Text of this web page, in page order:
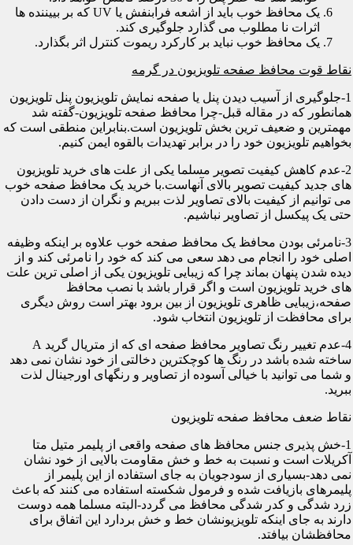
یک محافظ خوب باید از اشعه فرابنفش یا UV که بر بییننده ها
اثرات نا مطلوب می گذارد جلوگیری کند.
یک محافظ خوب نباید بر کارکرد ریموت کنترل اثر بگذارد.
نقاط قوت محافظ صفحه تلویزیون در گرمه
1-جلوگیری از آسیب دیدن پنل یا صفحه نمایش تلویزیون پنل تلویزیون
همانطور که در مقاله قبل-چرا محافظ صفحه تلویزیون-گفته شد
مهمترین و ضعیف ترین بخش تلویزیون است.بنابراین منطقی است که
بخواهیم تلویزیون خود را در برابر تهدیدات بالقوه ایمن کنیم.
2-عدم کاهش کیفیت تصویر مسلما یکی از علت های خرید تلویزیون
های جدید کیفیت تصویر بالای آنهاست.با خرید یک محافظ صفحه خوب
می توانیم از کیفیت بالای تصاویر لذت ببریم و نگران از دست دادن
حتی یک پیکسل از تصاویر نباشیم.
3-نامرئی بودن محافظ یک محافظ صفحه خوب علاوه بر اینکه وظیفه
اصلی خود را انجام می دهد سعی می کند که خود را نامرئی کند و از
دیده شدن پنهان بماند چرا که زیبایی تلویزیون یکی از اصلی ترین علت
های خرید تلویزیون است و اگر قرار باشد با نصب محافظ
صفحه،زیبایی ظاهری تلویزیون از بین برود بهتر است روش دیگری
برای محافظت از تلویزیون انتخاب شود.
4-عدم تغییر رنگ تصاویر محافظ صفحه ای که از متریال گرید A
ساخته شده باشد در رنگ ها کوچکترین دخالتی از خود نشان نمی دهد
و شما می توانید با خیالی آسوده از تصاویر و رنگهای اورجینال لذت
ببرید.
نقاط ضعف محافظ صفحه تلویزیون
1-خش پذیری جنس محافظ های صفحه واقعی از پلیمر متیل متا
آکریلات است و نسبت به خط و خش مقاومت بالایی از خود نشان
نمی دهد-بسیاری از سودجویان به جای استفاده از این پلیمر از
پلیمرهای بازیافت شده و فرمول شکسته استفاده می کنند که باعث
زرد شدگی و کدر شدگی محافظ می گردد-البته مسلما همه دوست
دارند به جای اینکه تلویزیونشان خط و خش بردارد این اتفاق برای
محافظشان بیافتد.